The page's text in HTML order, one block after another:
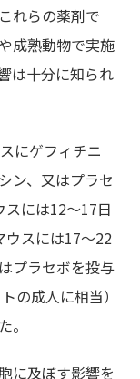
れらの薬剤で
成熟動物で実施
は十分に知られ
にゲフィチニ
ン、又はプラセ
には12～17日
ウスには17～22
プラセボを投与
の成人に相当）
。
に及ぼす影響を